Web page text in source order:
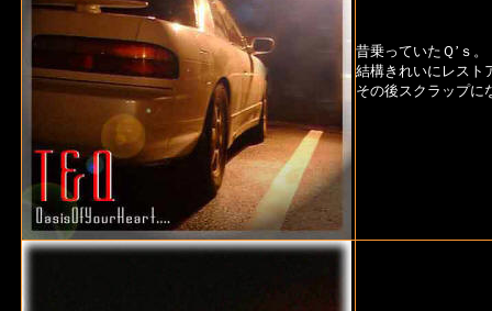
昔乗っていたＱ’ｓ。
結構きれいにレスト
その後スクラップに